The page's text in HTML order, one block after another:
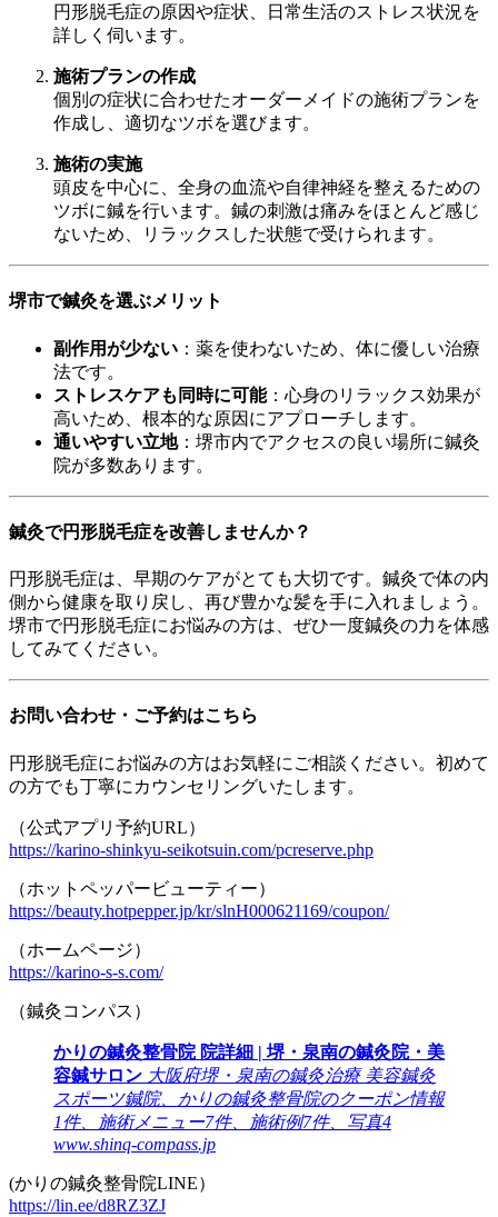
円形脱毛症の原因や症状、日常生活のストレス状況を
詳しく伺います。
施術プランの作成
個別の症状に合わせたオーダーメイドの施術プランを
作成し、適切なツボを選びます。
施術の実施
頭皮を中心に、全身の血流や自律神経を整えるための
ツボに鍼を行います。鍼の刺激は痛みをほとんど感じ
ないため、リラックスした状態で受けられます。
堺市で鍼灸を選ぶメリット
副作用が少ない ：薬を使わないため、体に優しい治療
法です。
ストレスケアも同時に可能：心身のリラックス効果が
高いため、根本的な原因にアプローチします。
通いやすい立地：堺市内でアクセスの良い場所に鍼灸
院が多数あります。
鍼灸で円形脱毛症を改善しませんか？
円形脱毛症は、早期のケアがとても大切です。鍼灸で体の内
側から健康を取り戻し、再び豊かな髪を手に入れましょう。
堺市で円形脱毛症にお悩みの方は、ぜひ一度鍼灸の力を体感
してみてください。
お問い合わせ・ご予約はこちら
円形脱毛症にお悩みの方はお気軽にご相談ください。初めて
の方でも丁寧にカウンセリングいたします。
（公式アプリ予約URL）
https://karino-shinkyu-seikotsuin.com/pcreserve.php
（ホットペッパービューティー）
https://beauty.hotpepper.jp/kr/slnH000621169/coupon/
（ホームページ）
https://karino-s-s.com/
（鍼灸コンパス）
かりの鍼灸整骨院 院詳細 | 堺・泉南の鍼灸院・美
容鍼サロン 大阪府堺・泉南の鍼灸治療 美容鍼灸
スポーツ鍼院、かりの鍼灸整骨院のクーポン情報
1件、施術メニュー7件、施術例7件、写真4
www.shinq-compass.jp
(かりの鍼灸整骨院LINE）
https://lin.ee/d8RZ3ZJ